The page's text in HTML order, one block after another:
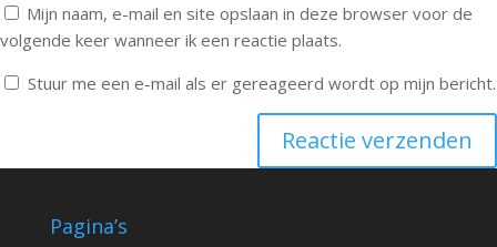
Mijn naam, e-mail en site opslaan in deze browser voor de
volgende keer wanneer ik een reactie plaats.
Stuur me een e-mail als er gereageerd wordt op mijn bericht.
Reactie verzenden
Pagina’s